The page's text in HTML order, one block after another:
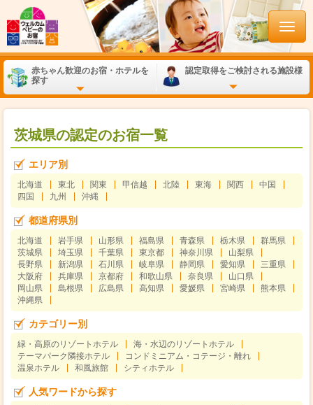
赤ちゃん歓迎のお宿・ホテルを
探す
認定取得をご検討される施設様
茨城県の認定のお宿一覧
エリア別
北海道 東北 関東 甲信越 北陸 東海 関西
中国
四国
九州 沖縄
都道府県別
北海道 岩手県 山形県 福島県 青森県 栃木県
群馬県
茨城県
埼玉県 千葉県 東京都 神奈川県
山梨県
長野県
新潟県 石川県 岐阜県 静岡県 愛知県
三重県
大阪府
兵庫県 京都府 和歌山県 奈良県
山口県
岡山県
島根県 広島県 高知県 愛媛県 宮崎県
熊本県
沖縄県
カテゴリー別
緑・高原のリゾートホテル
海・水辺のリゾートホテル
テーマパーク隣接ホテル
コンドミニアム・コテージ・離れ
温泉ホテル
和風旅館 シティホテル
人気ワードから探す